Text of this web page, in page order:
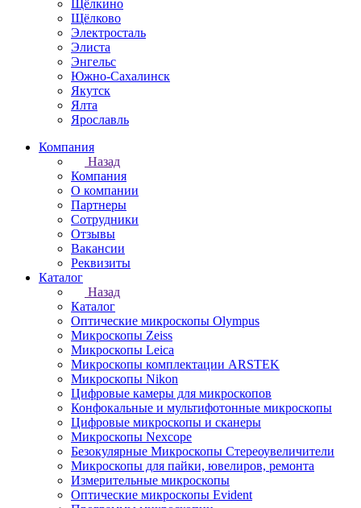
Щёлкино
Щёлково
Электросталь
Элиста
Энгельс
Южно-Сахалинск
Якутск
Ялта
Ярославль
Компания
Назад
Компания
О компании
Партнеры
Сотрудники
Отзывы
Вакансии
Реквизиты
Каталог
Назад
Каталог
Оптические микроскопы Olympus
Микроскопы Zeiss
Микроскопы Leica
Микроскопы комплектации ARSTEK
Микроскопы Nikon
Цифровые камеры для микроскопов
Конфокальные и мультифотонные микроскопы
Цифровые микроскопы и сканеры
Микроскопы Nexcope
Безокулярные Микроскопы Стереоувеличители
Микроскопы для пайки, ювелиров, ремонта
Измерительные микроскопы
Оптические микроскопы Evident